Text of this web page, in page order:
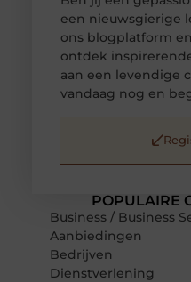
POPULAIRE
Business / Business
Aanbiedingen
Bedrijven
Dienstverlening
een nieuwsgierige
ons blogplatform
ontdek
aan een levendige
vandaag nog en